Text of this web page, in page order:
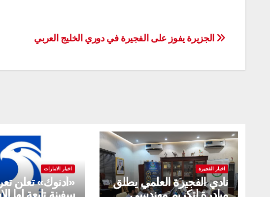
تصفّح
الجزيرة يفوز على الفجيرة في دوري الخليج العربي
اخبار الفجيرة
نادي الفجيرة العلمي يطلق
اخبار الامارات
«أدنوك» تعلن